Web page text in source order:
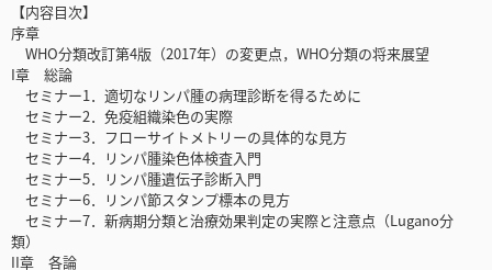
【内容目次】
序章
WHO分類改訂第4版（2017年）の変更点，WHO分類の将来展望
I章 総論
セミナー1．適切なリンパ腫の病理診断を得るために
セミナー2．免疫組織染色の実際
セミナー3．フローサイトメトリーの具体的な見方
セミナー4．リンパ腫染色体検査入門
セミナー5．リンパ腫遺伝子診断入門
セミナー6．リンパ節スタンプ標本の見方
セミナー7．新病期分類と治療効果判定の実際と注意点（Lugano分
類）
II章 各論